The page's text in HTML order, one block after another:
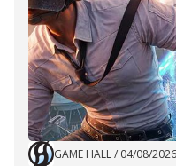
GAME HALL/ 04/08/2026